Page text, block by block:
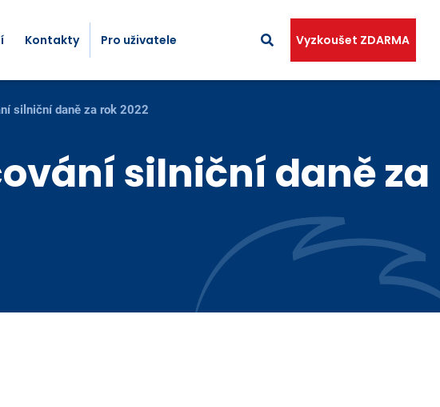
Kontakty Pro uživatele Vyzkoušet ZDARMA
silniční daně za rok 2022
silniční daně za